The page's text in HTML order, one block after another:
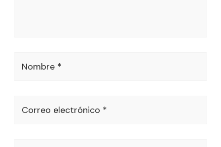
Nombre *
Correo electrónico *